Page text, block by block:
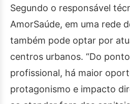
Segundo o responsável
AmorSaúde, em uma rede
também pode optar por
centros urbanos. “Do
profissional, há maior
protagonismo e impacto